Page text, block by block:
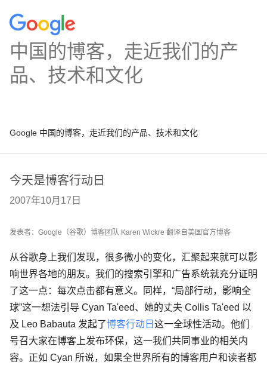
中国的博客，走近我们的产
品、技术和文化
Google 中国的博客，走近我们的产品、技术和文化
今天是博客行动日
2007年10月17日
发表者：Google（谷歌）博客团队 Karen Wickre 翻译自美国官方博客
从谷歌身上我们发现，很多微小的变化，汇聚起来就可以影
响世界各地的朋友。我们的搜索引擎和广告系统就充分证明
了这一点：每次点击都有意义。同样，“局部行动，影响全
球”这一想法引导 Cyan Ta'eed、她的丈夫 Collis Ta'eed 以
及 Leo Babauta 发起了博客行动日 这一全球性活动。他们
号召大家在博客上发布环保，这一我们共同事业的相关内
容。正如 Cyan 所说，如果全世界所有的博客用户和读者都